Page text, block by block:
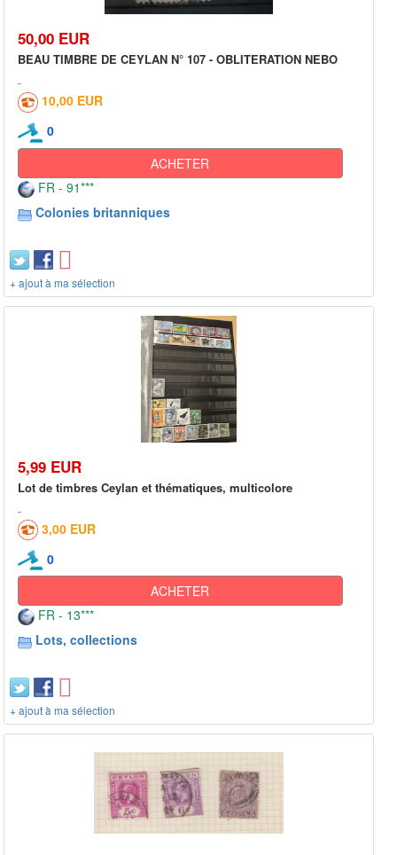
50,00 EUR
BEAU TIMBRE DE CEYLAN N° 107 - OBLITERATION NEBO
10,00 EUR
0
ACHETER
FR - 91***
Colonies britanniques
+ ajout à ma sélection
5,99 EUR
Lot de timbres Ceylan et thématiques, multicolore
3,00 EUR
0
ACHETER
FR - 13***
Lots, collections
+ ajout à ma sélection